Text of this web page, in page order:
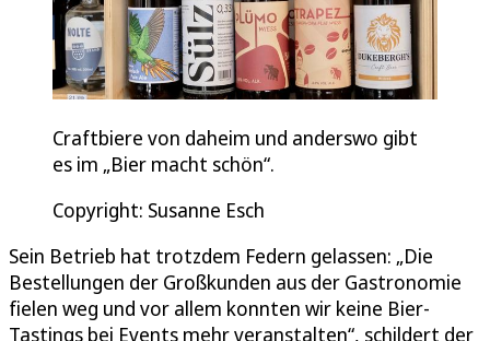
Craftbiere von daheim und anderswo gibt
es im „Bier macht schön“.
Copyright: Susanne Esch
Sein Betrieb hat trotzdem Federn gelassen: „Die
Bestellungen der Großkunden aus der Gastronomie
fielen weg und vor allem konnten wir keine Bier-
Tastings bei Events mehr veranstalten“, schildert der